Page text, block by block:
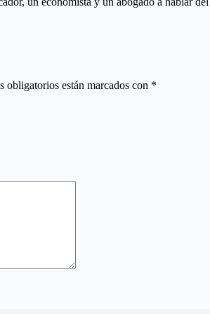
obligatorios están marcados con *